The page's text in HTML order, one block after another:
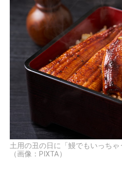
土用の丑の日に「鰻でもいっち
（画像：PIXTA）